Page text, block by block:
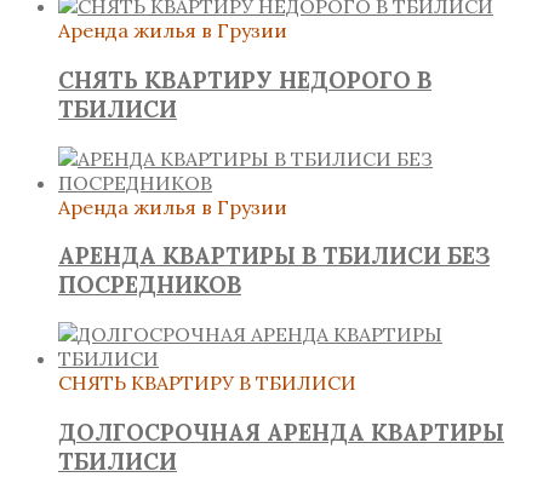
Аренда жилья в Грузии
СНЯТЬ КВАРТИРУ НЕДОРОГО В
ТБИЛИСИ
Аренда жилья в Грузии
АРЕНДА КВАРТИРЫ В ТБИЛИСИ БЕЗ
ПОСРЕДНИКОВ
СНЯТЬ КВАРТИРУ В ТБИЛИСИ
ДОЛГОСРОЧНАЯ АРЕНДА КВАРТИРЫ
ТБИЛИСИ